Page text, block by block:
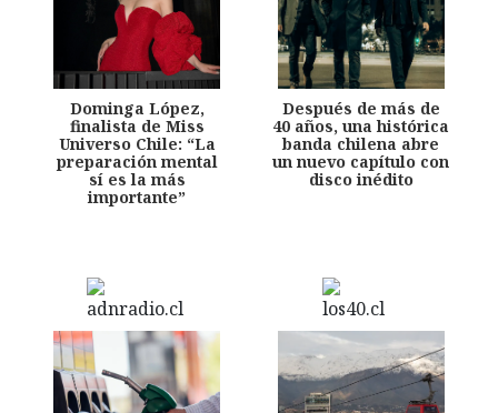
Dominga López,
finalista de Miss
Universo Chile: “La
preparación mental
sí es la más
importante”
Después de más de
40 años, una histórica
banda chilena abre
un nuevo capítulo con
disco inédito